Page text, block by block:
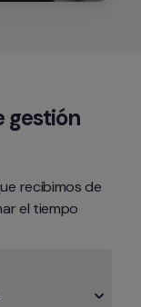
gestión
recibimos de
el tiempo